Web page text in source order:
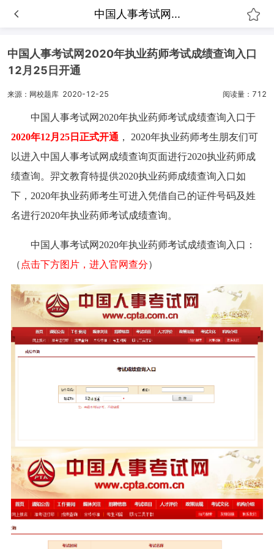
中国人事考试网...
中国人事考试网2020年执业药师考试成绩查询入口
12月25日开通
来源：网校题库 2020-12-25 阅读量：712
中国人事考试网2020年执业药师考试成绩查询入口于
2020年12月25日正式开通 ， 2020年执业药师考生朋友们可
以进入中国人事考试网成绩查询页面进行2020执业药师成
绩查询。羿文教育特提供2020执业药师成绩查询入口如
下，2020年执业药师考生可进入凭借自己的证件号码及姓
名进行2020年执业药师考试成绩查询。
中国人事考试网2020年执业药师考试成绩查询入口：
（ 点击下方图片，进入官网查分）